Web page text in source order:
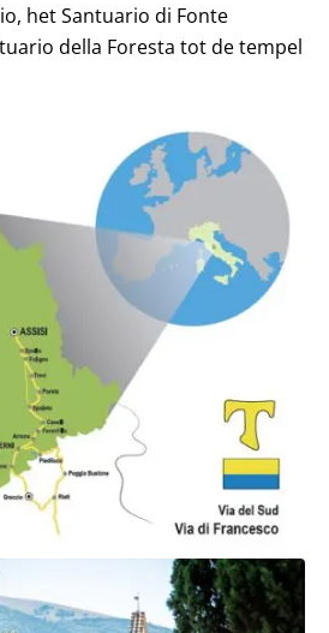
het Santuario di Fonte
della Foresta tot de tempel